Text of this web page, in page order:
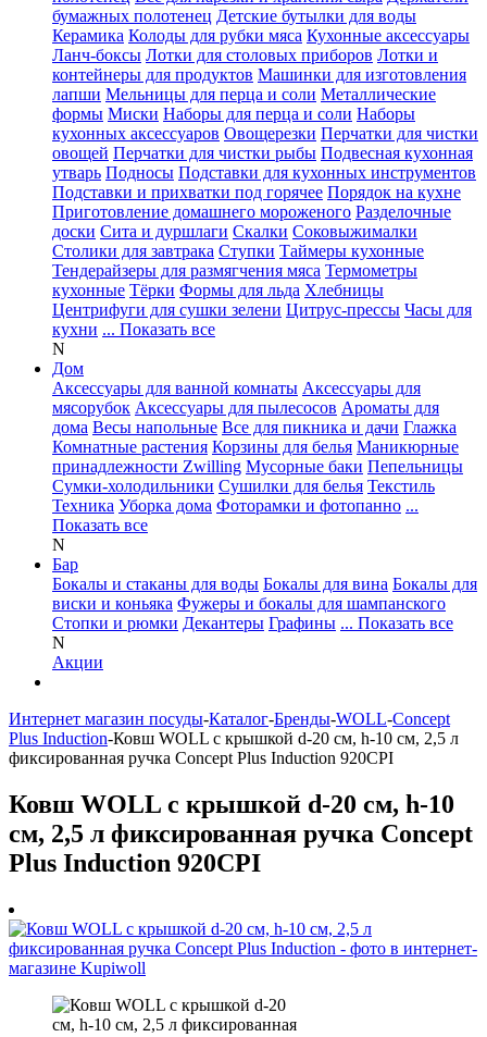
бумажных полотенец Детские бутылки для воды
Керамика Колоды для рубки мяса Кухонные аксессуары
Ланч-боксы Лотки для столовых приборов Лотки и
контейнеры для продуктов Машинки для изготовления
лапши Мельницы для перца и соли Металлические
формы Миски Наборы для перца и соли Наборы
кухонных аксессуаров Овощерезки Перчатки для чистки
овощей Перчатки для чистки рыбы Подвесная кухонная
утварь Подносы Подставки для кухонных инструментов
Подставки и прихватки под горячее Порядок на кухне
Приготовление домашнего мороженого Разделочные
доски Сита и дуршлаги Скалки Соковыжималки
Столики для завтрака Ступки Таймеры кухонные
Тендерайзеры для размягчения мяса Термометры
кухонные Тёрки Формы для льда Хлебницы
Центрифуги для сушки зелени Цитрус-прессы Часы для
кухни ... Показать все
N
Дом
Аксессуары для ванной комнаты Аксессуары для
мясорубок Аксессуары для пылесосов Ароматы для
дома Весы напольные Все для пикника и дачи Глажка
Комнатные растения Корзины для белья Маникюрные
принадлежности Zwilling Мусорные баки Пепельницы
Сумки-холодильники Сушилки для белья Текстиль
Техника Уборка дома Фоторамки и фотопанно ...
Показать все
N
Бар
Бокалы и стаканы для воды Бокалы для вина Бокалы для
виски и коньяка Фужеры и бокалы для шампанского
Стопки и рюмки Декантеры Графины ... Показать все
N
Акции
Интернет магазин посуды-Каталог-Бренды-WOLL-Concept
Plus Induction-Ковш WOLL с крышкой d-20 см, h-10 см, 2,5 л
фиксированная ручка Concept Plus Induction 920CPI
Ковш WOLL с крышкой d-20 см, h-10
см, 2,5 л фиксированная ручка Concept
Plus Induction 920CPI